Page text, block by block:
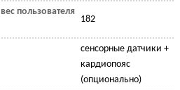
пользователя
182
сенсорные датчики +
кардиопояс
(опционально)